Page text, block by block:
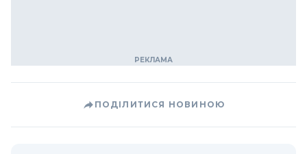
ПОДІЛИТИСЯ НОВИНОЮ